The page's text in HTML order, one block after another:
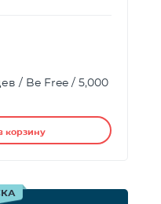
/ Be Free / 5,000
корзину